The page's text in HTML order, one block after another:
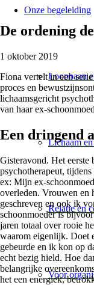
Onze begeleiding
Loopbaan
Lichaam en
Relatie en
Voor
De ordening
1 oktober 2019
Fiona vertelt in een
proces en
lichaamsgericht
van haar ex-
Een dringend
Gisteravond. Het
psychotherapeut,
ex: Mijn ex-
overleden. Vrouwen en
geschreven en ook ik
schoonmoeder is
jaren totaal over rooie
waarom eigenlijk. Doet
gebeurde en ik kon op
echt bezig hield. Hoe
belangrijke
het een energiek,